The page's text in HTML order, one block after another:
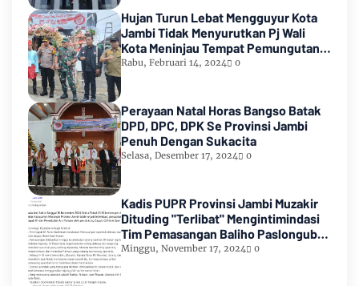
Hujan Turun Lebat Mengguyur Kota
Jambi Tidak Menyurutkan Pj Wali
Kota Meninjau Tempat Pemungutan
Suara Pemilu 2024
Rabu, Februari 14, 2024 0
Perayaan Natal Horas Bangso Batak
DPD, DPC, DPK Se Provinsi Jambi
Penuh Dengan Sukacita
Selasa, Desember 17, 2024 0
Kadis PUPR Provinsi Jambi Muzakir
Dituding "Terlibat" Mengintimindasi
Tim Pemasangan Baliho Paslongub
Romi-Sudirman
Minggu, November 17, 2024 0